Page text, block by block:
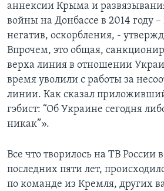
аннексии Крыма и
войны на Донбассе в 2014 году
негатив, оскорбления, -
Впрочем, это общая,
верха линия в отношении
время уволили с работы за
линии. Как сказал
гэбист: “Об Украине сегодня
никак”».
Все что творилось на ТВ России
последних пяти лет,
по команде из Кремля, других